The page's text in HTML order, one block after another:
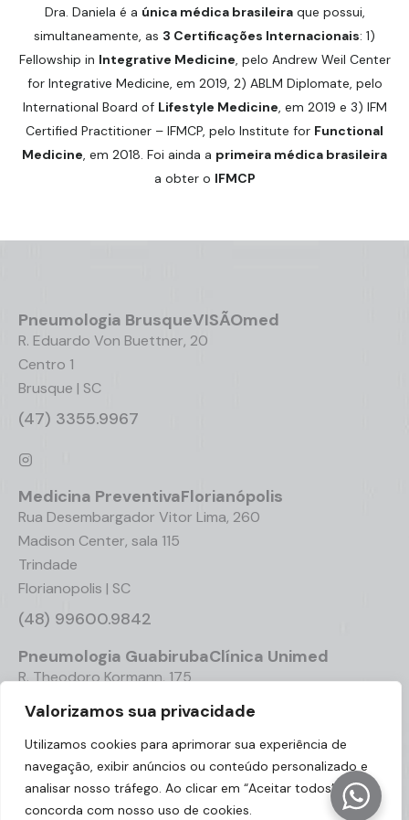
Valorizamos sua privacidade
Utilizamos cookies para aprimorar sua experiência de
navegação, exibir anúncios ou conteúdo personalizado e
analisar nosso tráfego. Ao clicar em “Aceitar todos”, você
concorda com nosso uso de cookies.
Dra. Daniela é a única médica brasileiraque possui,
simultaneamente, as 3 Certificações Internacionais: 1)
Fellowship in Integrative Medicine, pelo Andrew Weil Center
for Integrative Medicine, em 2019, 2) ABLM Diplomate, pelo
International Board of Lifestyle Medicine, em 2019 e 3) IFM
Certified Practitioner – IFMCP, pelo Institute for Functional
Medicine, em 2018. Foi ainda a primeira médica brasileira
a obter o IFMCP
Pneumologia BrusqueVISÃOmed
R. Eduardo Von Buettner, 20
Centro 1
Brusque | SC
(47) 3355.9967
Medicina PreventivaFlorianópolis
Rua Desembargador Vitor Lima, 260
Madison Center, sala 115
Trindade
Florianopolis | SC
(48) 99600.9842
Pneumologia GuabirubaClínica Unimed
R. Theodoro Kormann, 175
Centro
(47) 3251.2499